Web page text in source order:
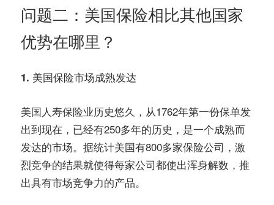
问题二：美国保险相比其他国家
优势在哪里？
1. 美国保险市场成熟发达
美国人寿保险业历史悠久，从1762年第一份保单发
出到现在，已经有250多年的历史，是一个成熟而
发达的市场。据统计美国有800多家保险公司，激
烈竞争的结果就使得每家公司都使出浑身解数，推
出具有市场竞争力的产品。